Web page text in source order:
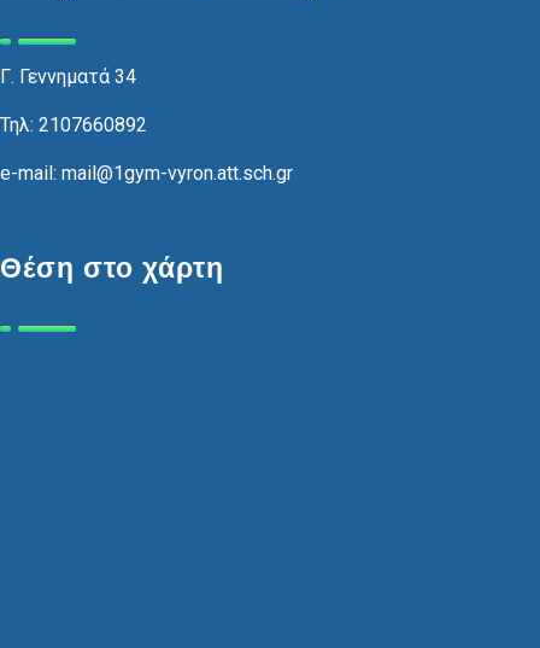
Γ. Γεννηματά 34
Τηλ: 2107660892
e-mail: mail@1gym-vyron.att.sch.gr
Θέση στο χάρτη